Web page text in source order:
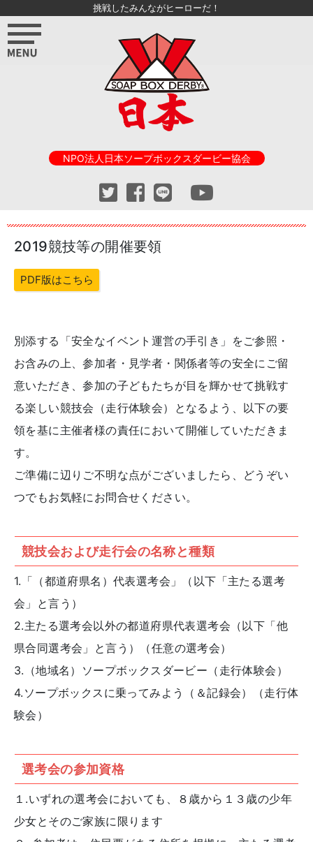
挑戦したみんながヒーローだ！
NPO法人日本ソープボックスダービー協会
2019競技等の開催要領
PDF版はこちら
別添する「安全なイベント運営の手引き」をご参照・
お含みの上、参加者・見学者・関係者等の安全にご留
意いただき、参加の子どもたちが目を輝かせて挑戦す
る楽しい競技会（走行体験会）となるよう、以下の要
領を基に主催者様の責任において開催していただきま
す。
ご準備に辺りご不明な点がございましたら、どうぞい
つでもお気軽にお問合せください。
競技会および走行会の名称と種類
1.「（都道府県名）代表選考会」（以下「主たる選考
会」と言う）
2.主たる選考会以外の都道府県代表選考会（以下「他
県合同選考会」と言う）（任意の選考会）
3.（地域名）ソープボックスダービー（走行体験会）
4.ソープボックスに乗ってみよう（＆記録会）（走行体
験会）
選考会の参加資格
１.いずれの選考会においても、８歳から１３歳の少年
少女とそのご家族に限ります